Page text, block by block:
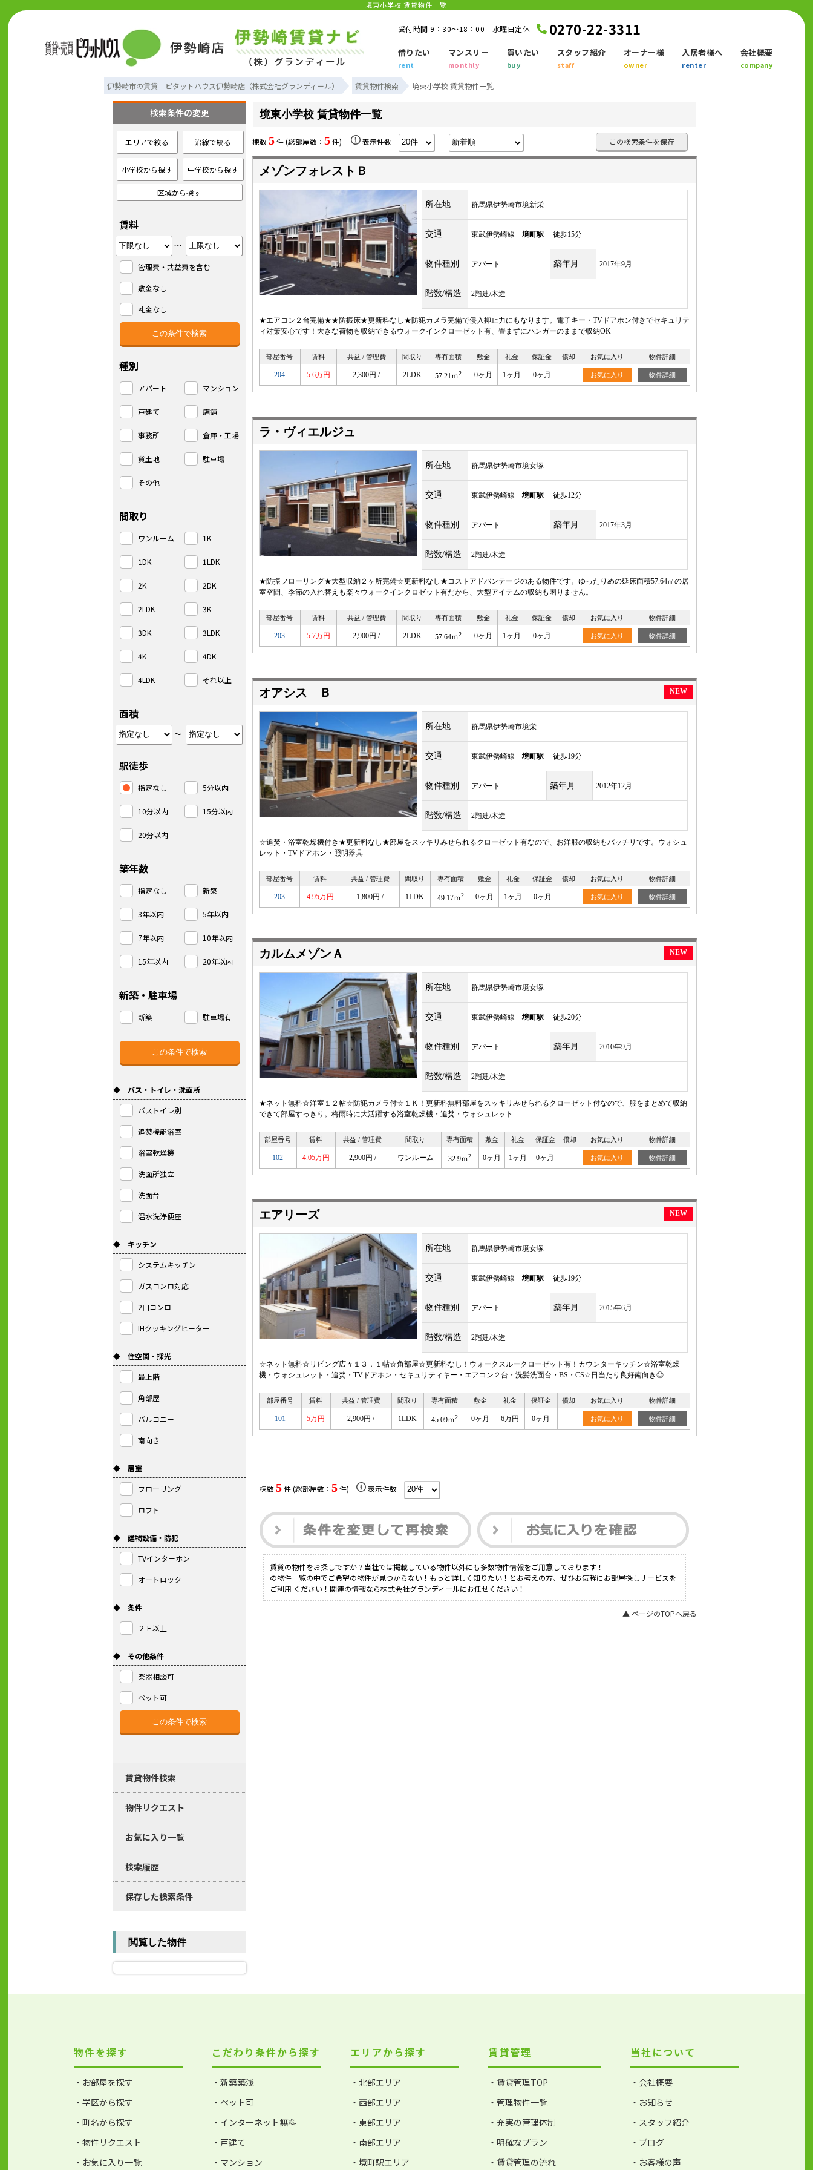
境東小学校 賃貸物件一覧
受付時間 9：30～18：00 水曜日定休 0270-22-3311
借りたい
rent
マンスリー
monthly
買いたい
buy
スタッフ紹介
staff
オーナー様
owner
入居者様へ
renter
会社概要
company
伊勢崎市の賃貸｜ピタットハウス伊勢崎店（株式会社グランディール） 賃貸物件検索 境東小学校 賃貸物件一覧
境東小学校 賃貸物件一覧
棟数5件 (総部屋数： 5件) 表示件数 この検索条件を保存
メゾンフォレストＢ
所在地 群馬県伊勢崎市境新栄
交通 東武伊勢崎線 境町駅徒歩15分
物件種別 アパート 築年月 2017年9月
階数/構造 2階建/木造
★エアコン２台完備★★防振床★更新料なし★防犯カメラ完備で侵入抑止力にもなります。電子キー・TVドアホン付きでセキュリテ
ィ対策安心です！大きな荷物も収納できるウォークインクローゼット有、畳まずにハンガーのままで収納OK
部屋番号 賃料 共益 / 管理費 間取り 専有面積 敷金 礼金 保証金 償却 お気に入り 物件詳細
204 5.6万円 2,300円 / 2LDK 57.21ｍ2 0ヶ月 1ヶ月 0ヶ月 お気に入り 物件詳細
ラ・ヴィエルジュ
所在地 群馬県伊勢崎市境女塚
交通 東武伊勢崎線 境町駅徒歩12分
物件種別 アパート 築年月 2017年3月
階数/構造 2階建/木造
★防振フローリング★大型収納２ヶ所完備☆更新料なし★コストアドバンテージのある物件です。ゆったりめの延床面積57.64㎡の居
室空間、季節の入れ替えも楽々ウォークインクロゼット有だから、大型アイテムの収納も困りません。
部屋番号 賃料 共益 / 管理費 間取り 専有面積 敷金 礼金 保証金 償却 お気に入り 物件詳細
203 5.7万円 2,900円 / 2LDK 57.64ｍ2 0ヶ月 1ヶ月 0ヶ月 お気に入り 物件詳細
オアシス Ｂ NEW
所在地 群馬県伊勢崎市境栄
交通 東武伊勢崎線 境町駅徒歩19分
物件種別 アパート 築年月 2012年12月
階数/構造 2階建/木造
☆追焚・浴室乾燥機付き★更新料なし★部屋をスッキリみせられるクローゼット有なので、お洋服の収納もバッチリです。ウォシュ
レット・TVドアホン・照明器具
部屋番号 賃料 共益 / 管理費 間取り 専有面積 敷金 礼金 保証金 償却 お気に入り 物件詳細
203 4.95万円 1,800円 / 1LDK 49.17ｍ2 0ヶ月 1ヶ月 0ヶ月 お気に入り 物件詳細
カルムメゾンＡ NEW
所在地 群馬県伊勢崎市境女塚
交通 東武伊勢崎線 境町駅徒歩20分
物件種別 アパート 築年月 2010年9月
階数/構造 2階建/木造
★ネット無料☆洋室１２帖☆防犯カメラ付☆１Ｋ！更新料無料部屋をスッキリみせられるクローゼット付なので、服をまとめて収納
できて部屋すっきり。梅雨時に大活躍する浴室乾燥機・追焚・ウォシュレット
部屋番号 賃料 共益 / 管理費 間取り 専有面積 敷金 礼金 保証金 償却 お気に入り 物件詳細
102 4.05万円 2,900円 / ワンルーム 32.9ｍ2 0ヶ月 1ヶ月 0ヶ月 お気に入り 物件詳細
エアリーズ NEW
所在地 群馬県伊勢崎市境女塚
交通 東武伊勢崎線 境町駅徒歩19分
物件種別 アパート 築年月 2015年6月
階数/構造 2階建/木造
☆ネット無料☆リビング広々１３．１帖☆角部屋☆更新料なし！ウォークスルークローゼット有！カウンターキッチン☆浴室乾燥
機・ウォシュレット・追焚・TVドアホン・セキュリティキー・エアコン２台・洗髪洗面台・BS・CS☆日当たり良好南向き◎
部屋番号 賃料 共益 / 管理費 間取り 専有面積 敷金 礼金 保証金 償却 お気に入り 物件詳細
101 5万円 2,900円 / 1LDK 45.09ｍ2 0ヶ月 6万円 0ヶ月 お気に入り 物件詳細
棟数5件 (総部屋数：5件) 表示件数
賃貸の物件をお探しですか？当社では掲載している物件以外にも多数物件情報をご用意しております！
の物件一覧の中でご希望の物件が見つからない！もっと詳しく知りたい！とお考えの方、ぜひお気軽にお部屋探しサービスを
ご利用 ください！関連の情報なら株式会社グランディールにお任せください！
▲ ページのTOPへ戻る
検索条件の変更
エリアで絞る 沿線で絞る
小学校から探す 中学校から探す
区域から探す
賃料
～
管理費・共益費を含む
敷金なし
礼金なし
種別
アパート マンション
戸建て 店舗
事務所 倉庫・工場
貸土地 駐車場
その他
間取り
ワンルーム 1K
1DK 1LDK
2K 2DK
2LDK 3K
3DK 3LDK
4K 4DK
4LDK それ以上
面積
～
駅徒歩
指定なし 5分以内
10分以内 15分以内
20分以内
築年数
指定なし 新築
3年以内 5年以内
7年以内 10年以内
15年以内 20年以内
新築・駐車場
新築 駐車場有
◆ バス・トイレ・洗面所
バストイレ別
追焚機能浴室
浴室乾燥機
洗面所独立
洗面台
温水洗浄便座
◆ キッチン
システムキッチン
ガスコンロ対応
2口コンロ
IHクッキングヒーター
◆ 住空間・採光
最上階
角部屋
バルコニー
南向き
◆ 居室
フローリング
ロフト
◆ 建物設備・防犯
TVインターホン
オートロック
◆ 条件
２Ｆ以上
◆ その他条件
楽器相談可
ペット可
賃貸物件検索
物件リクエスト
お気に入り一覧
検索履歴
保存した検索条件
閲覧した物件
物件を探す
・お部屋を探す
・学区から探す
・町名から探す
・物件リクエスト
・お気に入り一覧
こだわり条件から探す
・新築築浅
・ペット可
・インターネット無料
・戸建て
・マンション
エリアから探す
・北部エリア
・西部エリア
・東部エリア
・南部エリア
・境町駅エリア
賃貸管理
・賃貸管理TOP
・管理物件一覧
・充実の管理体制
・明確なプラン
・賃貸管理の流れ
当社について
・会社概要
・お知らせ
・スタッフ紹介
・ブログ
・お客様の声